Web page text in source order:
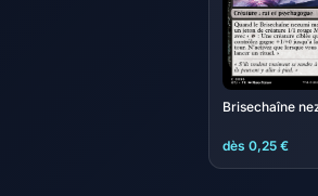
Brisechaîne
dès 0,25 €